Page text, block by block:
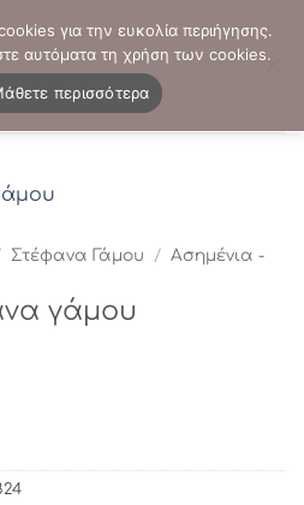
- 2103821941
Στέφανα Γάμου / Ασημένια -
γάμου
για την ευκολία περιήγησης.
αυτόματα τη χρήση των cookies.
περισσότερα